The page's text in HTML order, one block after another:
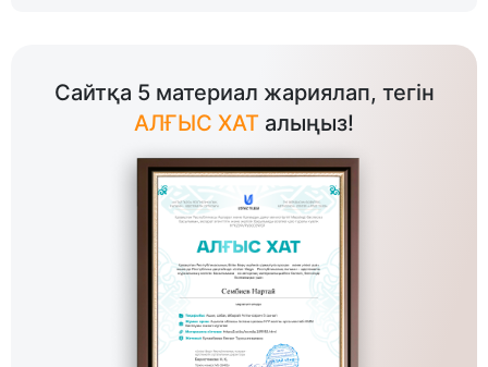
Сайтқа 5 материал жариялап, тегін
АЛҒЫС ХАТ алыңыз!